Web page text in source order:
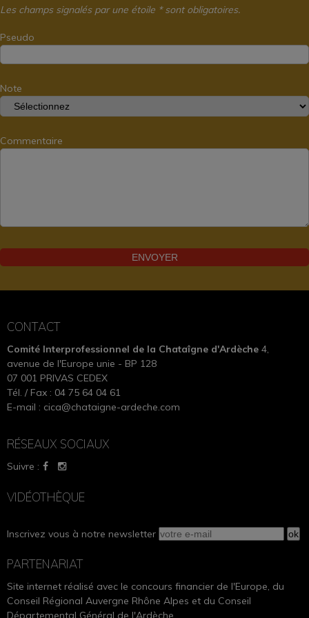
Les champs signalés par une étoile * sont obligatoires.
Pseudo
Note
Commentaire
CONTACT
Comité Interprofessionnel de la Chataîgne d'Ardèche 4,
avenue de l'Europe unie - BP 128
07 001 PRIVAS CEDEX
Tél. / Fax : 04 75 64 04 61
E-mail : cica@chataigne-ardeche.com
RÉSEAUX SOCIAUX
Suivre :
VIDÉOTHÈQUE
Inscrivez vous à notre newsletter
PARTENARIAT
Site internet réalisé avec le concours financier de l'Europe, du
Conseil Régional Auvergne Rhône Alpes et du Conseil
Départemental Général de l'Ardèche.